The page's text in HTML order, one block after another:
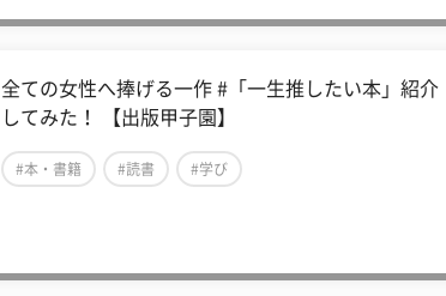
全ての女性へ捧げる一作 #「一生推したい本」紹介
してみた！ 【出版甲子園】
#本・書籍 #読書 #学び